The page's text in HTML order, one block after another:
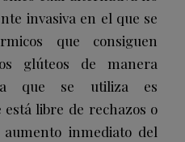
invasiva en el que se
que consiguen
glúteos de manera
que se utiliza es
libre de rechazos o
inmediato del